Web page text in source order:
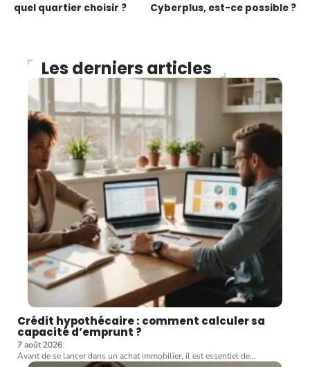
quel quartier choisir ?
Cyberplus, est-ce possible ?
Les derniers articles
Crédit hypothécaire : comment calculer sa
capacité d’emprunt ?
7 août 2026
Avant de se lancer dans un achat immobilier, il est essentiel de…